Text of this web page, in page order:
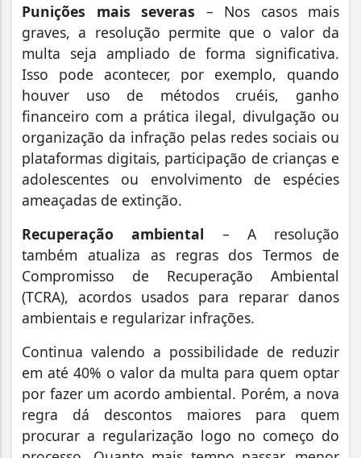
Punições mais severas – Nos casos mais
graves, a resolução permite que o valor da
multa seja ampliado de forma significativa.
Isso pode acontecer, por exemplo, quando
houver uso de métodos cruéis, ganho
financeiro com a prática ilegal, divulgação ou
organização da infração pelas redes sociais ou
plataformas digitais, participação de crianças e
adolescentes ou envolvimento de espécies
ameaçadas de extinção.
Recuperação ambiental – A resolução
também atualiza as regras dos Termos de
Compromisso de Recuperação Ambiental
(TCRA), acordos usados para reparar danos
ambientais e regularizar infrações.
Continua valendo a possibilidade de reduzir
em até 40% o valor da multa para quem optar
por fazer um acordo ambiental. Porém, a nova
regra dá descontos maiores para quem
procurar a regularização logo no começo do